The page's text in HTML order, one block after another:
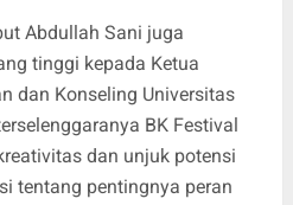
Abdullah Sani juga
tinggi kepada Ketua
dan Konseling Universitas
BK Festival
dan unjuk potensi
tentang pentingnya peran